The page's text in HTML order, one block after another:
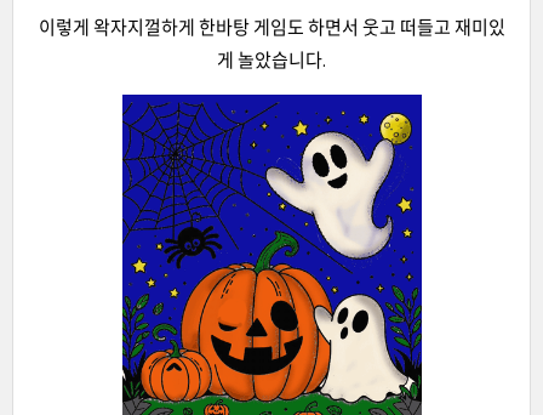
이렇게 왁자지껄하게 한바탕 게임도 하면서 웃고 떠들고 재미있
게 놀았습니다.